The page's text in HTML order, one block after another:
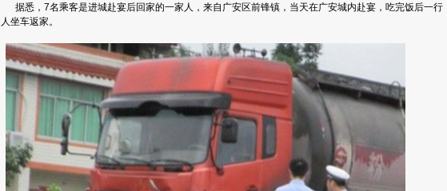
据悉，7名乘客是进城赴宴后回家的一家人，来自广安区前锋镇，当天在广安城内赴宴，吃完饭后一行
人坐车返家。